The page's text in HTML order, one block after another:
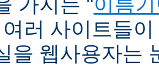
러 사이트들
을 웹사용자는